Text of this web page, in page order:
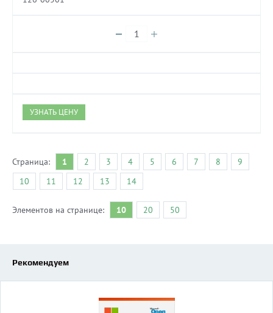
УЗНАТЬ ЦЕНУ
Страница: 1 2 3 4 5 6 7 8
9
10
11 12 13 14
Элементов на странице: 10 20 50
Рекомендуем